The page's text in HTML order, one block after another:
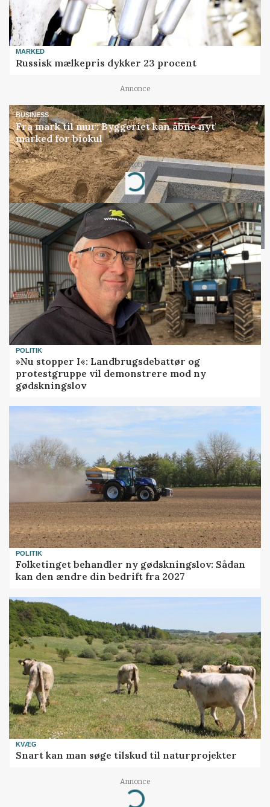
MARKED
Russisk mælkepris dykker 23 procent
Annonce
BUSINESS
Fra mark til mur: Byggeriet kan åbne nyt
marked for biokul
Annonce
Loading...
POLITIK
»Nu stopper I«: Landbrugsdebattør og
protestgruppe vil demonstrere mod ny
gødskningslov
POLITIK
Folketinget behandler ny gødskningslov: Sådan
kan den ændre din bedrift fra 2027
KVÆG
Snart kan man søge tilskud til naturprojekter
Annonce
Loading...